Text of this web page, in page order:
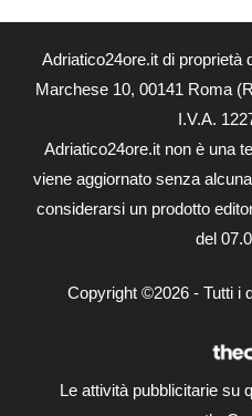
Adriatico24ore.it di proprietà
Marchese 10, 00141 Roma
I.V.A.
Adriatico24ore.it non è una
viene aggiornato senza
considerarsi un prodotto
del
Copyright ©2026 - Tutti i
Le attività pubblicitarie su